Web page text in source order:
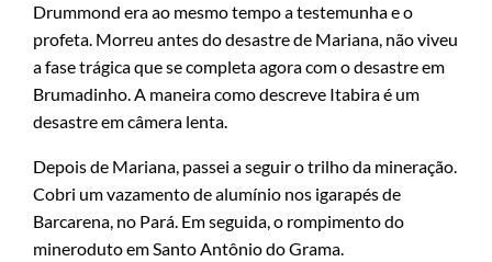
Drummond era ao mesmo tempo a testemunha e o
profeta. Morreu antes do desastre de Mariana, não viveu
a fase trágica que se completa agora com o desastre em
Brumadinho. A maneira como descreve Itabira é um
desastre em câmera lenta.
Depois de Mariana, passei a seguir o trilho da mineração.
Cobri um vazamento de alumínio nos igarapés de
Barcarena, no Pará. Em seguida, o rompimento do
mineroduto em Santo Antônio do Grama.